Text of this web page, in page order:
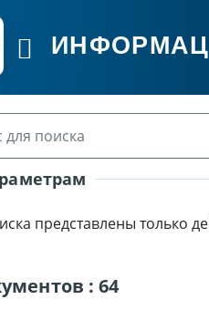
представлены только
:64